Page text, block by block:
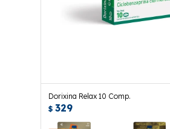
Dorixina Relax 10 Comp.
$ 329